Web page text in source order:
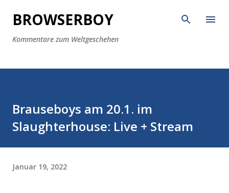
Direkt zum Hauptbereich
BROWSERBOY
Kommentare zum Weltgeschehen
Brauseboys am 20.1. im
Slaughterhouse: Live + Stream
Januar 19, 2022